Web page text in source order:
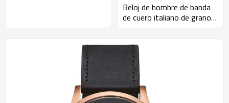
Reloj de hombre de banda
de cuero italiano de grano